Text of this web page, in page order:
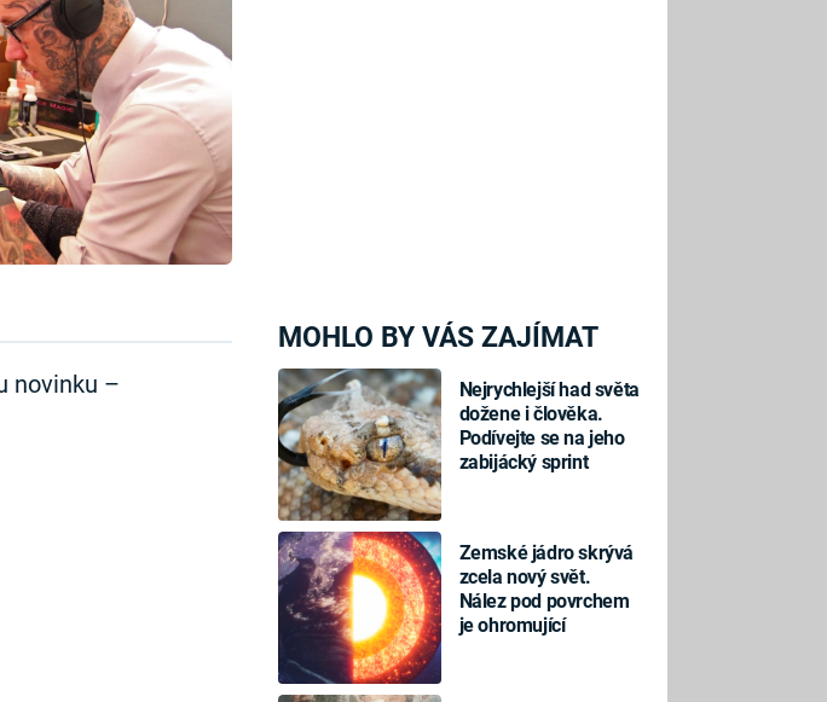
MOHLO BY VÁS ZAJÍMAT
Nejrychlejší had světa
dožene i člověka.
Podívejte se na jeho
zabijácký sprint
Zemské jádro skrývá
zcela nový svět.
Nález pod povrchem
je ohromující
novinku –